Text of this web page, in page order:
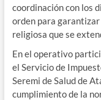
coordinación con los
orden para
religiosa que se
En el operativo
el Servicio de
Seremi de Salud de
cumplimiento de la